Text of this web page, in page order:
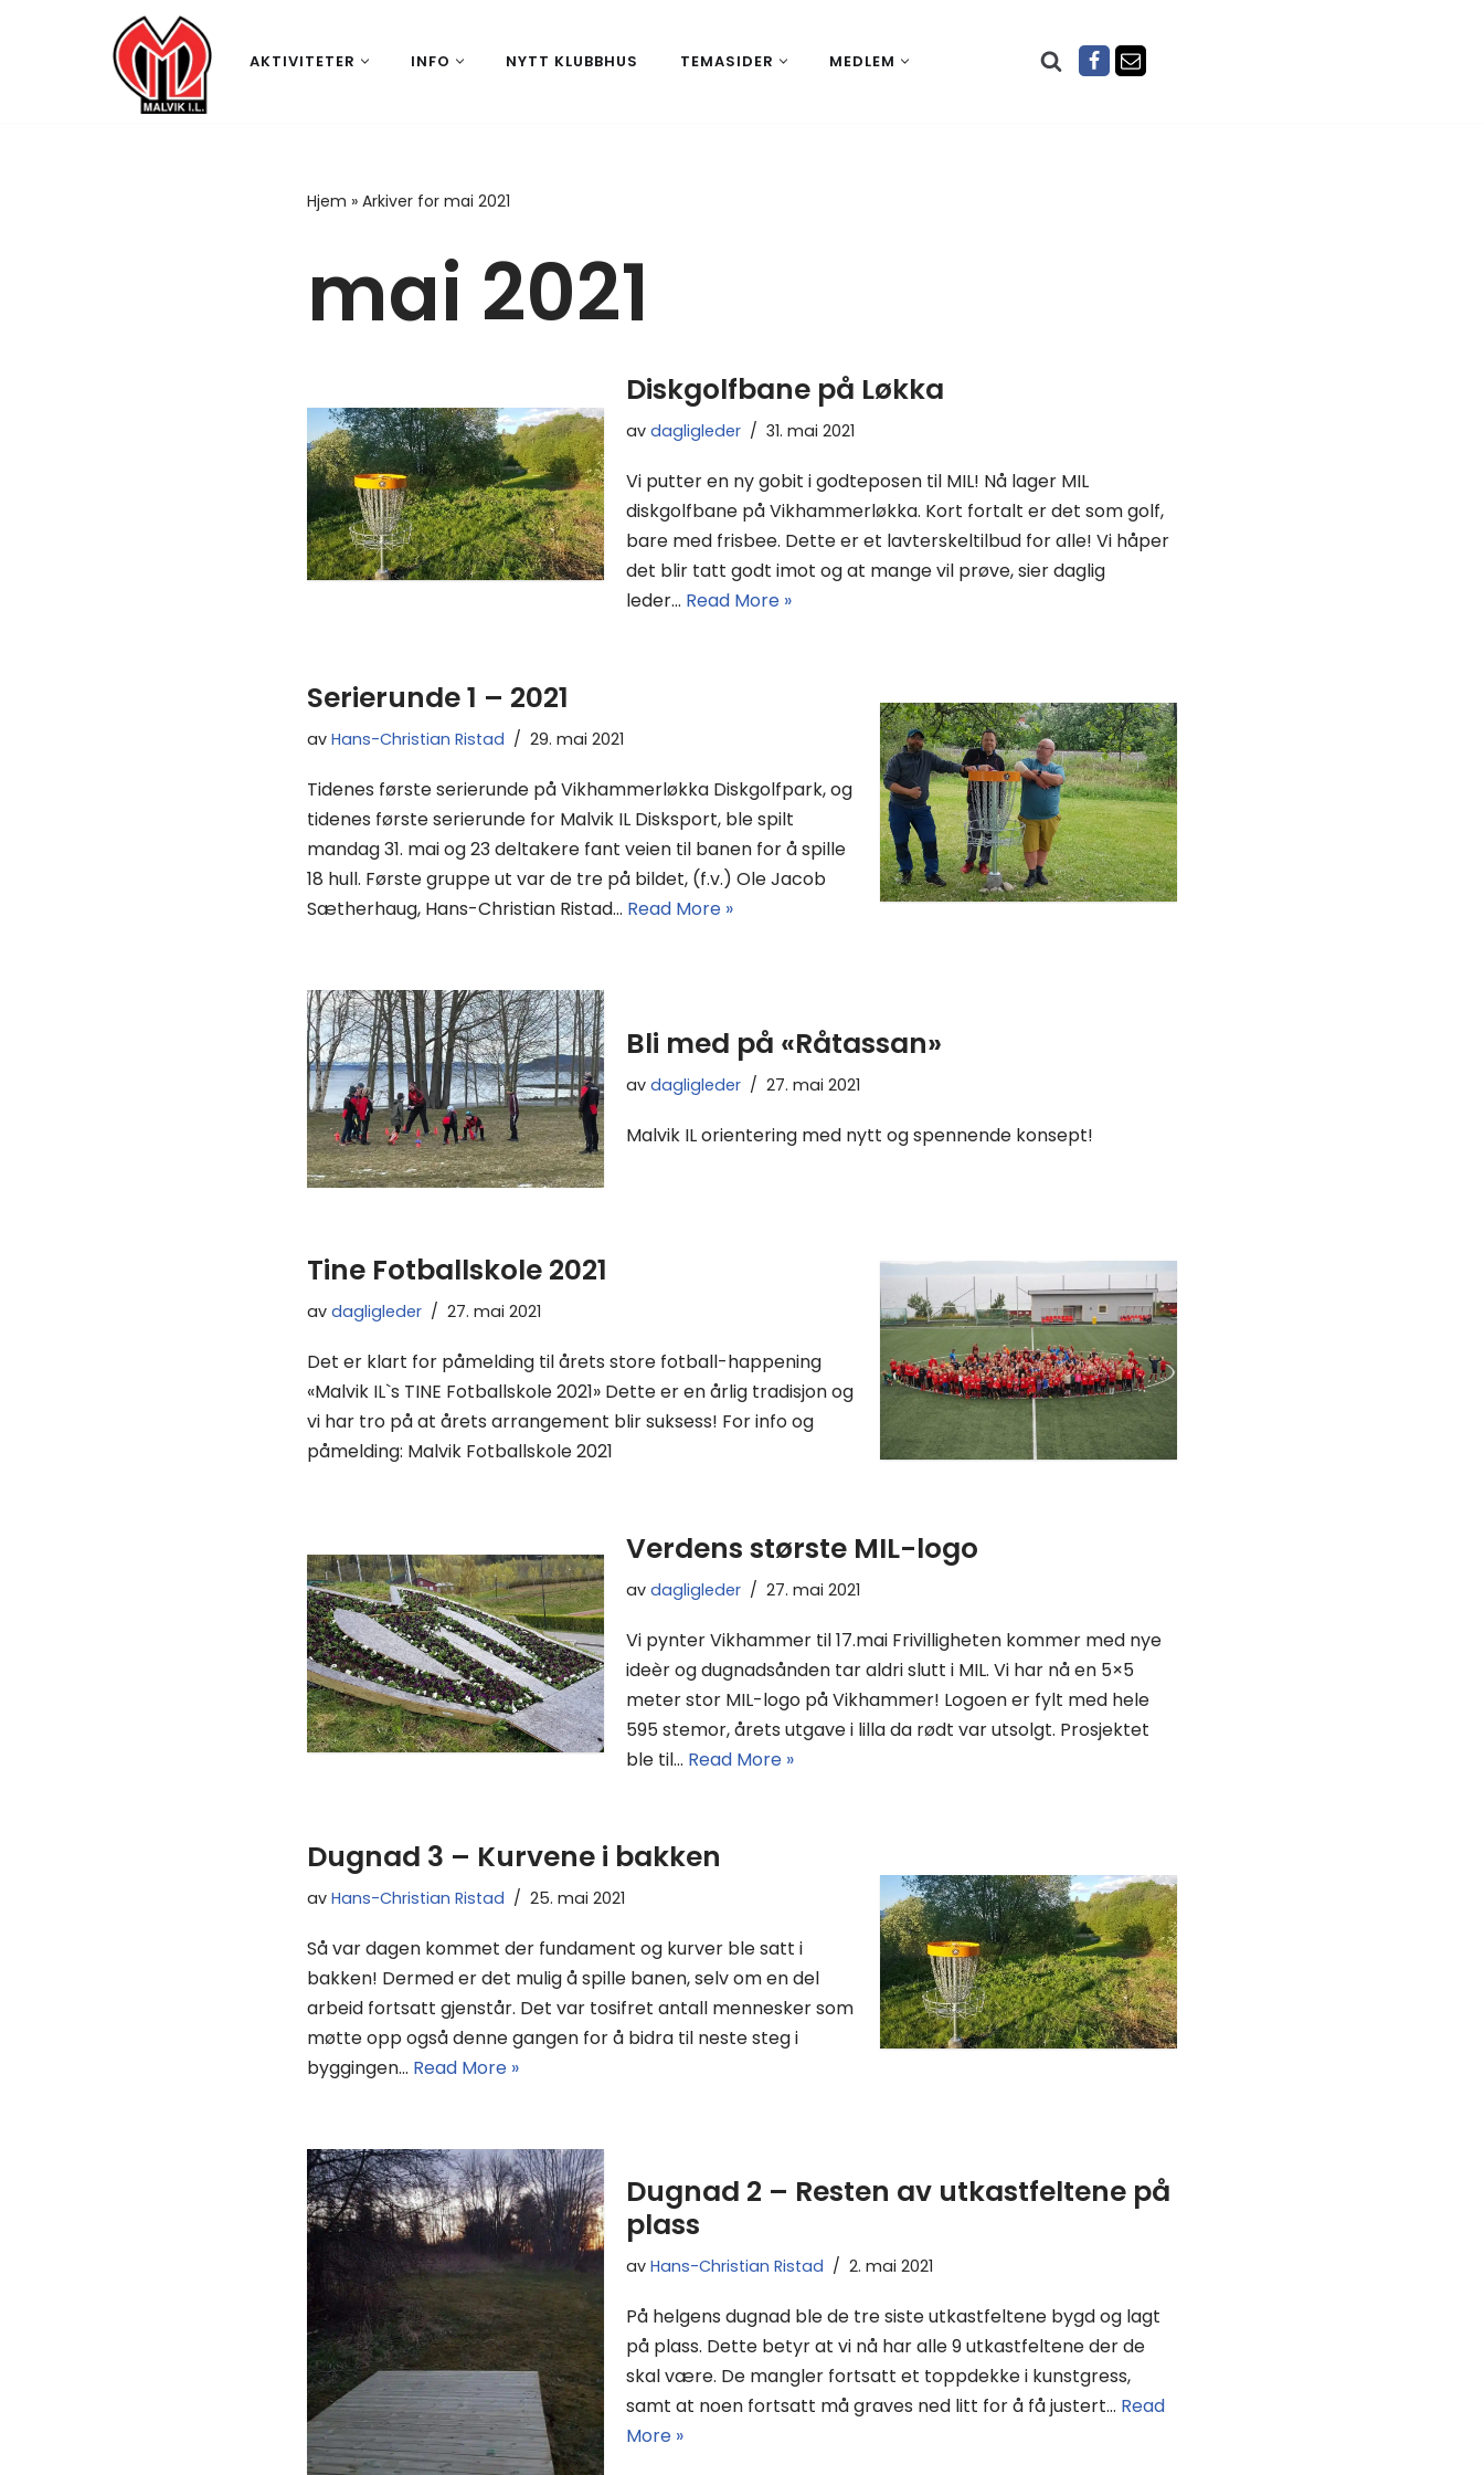
AKTIVITETER INFO NYTT KLUBBHUS TEMASIDER MEDLEM
Hjem » Arkiver for mai 2021
mai 2021
Diskgolfbane på Løkka
av dagligleder 31. mai 2021
Vi putter en ny gobit i godteposen til MIL! Nå lager MIL
diskgolfbane på Vikhammerløkka. Kort fortalt er det som golf,
bare med frisbee. Dette er et lavterskeltilbud for alle! Vi håper
det blir tatt godt imot og at mange vil prøve, sier daglig
leder… Read More »
Serierunde 1 – 2021
av Hans-Christian Ristad 29. mai 2021
Tidenes første serierunde på Vikhammerløkka Diskgolfpark, og
tidenes første serierunde for Malvik IL Disksport, ble spilt
mandag 31. mai og 23 deltakere fant veien til banen for å spille
18 hull. Første gruppe ut var de tre på bildet, (f.v.) Ole Jacob
Sætherhaug, Hans-Christian Ristad… Read More »
Bli med på «Råtassan»
av dagligleder 27. mai 2021
Malvik IL orientering med nytt og spennende konsept!
Tine Fotballskole 2021
av dagligleder 27. mai 2021
Det er klart for påmelding til årets store fotball-happening
«Malvik IL`s TINE Fotballskole 2021» Dette er en årlig tradisjon og
vi har tro på at årets arrangement blir suksess! For info og
påmelding: Malvik Fotballskole 2021
Verdens største MIL-logo
av dagligleder 27. mai 2021
Vi pynter Vikhammer til 17.mai Frivilligheten kommer med nye
ideèr og dugnadsånden tar aldri slutt i MIL. Vi har nå en 5×5
meter stor MIL-logo på Vikhammer! Logoen er fylt med hele
595 stemor, årets utgave i lilla da rødt var utsolgt. Prosjektet
ble til… Read More »
Dugnad 3 – Kurvene i bakken
av Hans-Christian Ristad 25. mai 2021
Så var dagen kommet der fundament og kurver ble satt i
bakken! Dermed er det mulig å spille banen, selv om en del
arbeid fortsatt gjenstår. Det var tosifret antall mennesker som
møtte opp også denne gangen for å bidra til neste steg i
byggingen… Read More »
Dugnad 2 – Resten av utkastfeltene på
plass
av Hans-Christian Ristad 2. mai 2021
På helgens dugnad ble de tre siste utkastfeltene bygd og lagt
på plass. Dette betyr at vi nå har alle 9 utkastfeltene der de
skal være. De mangler fortsatt et toppdekke i kunstgress,
samt at noen fortsatt må graves ned litt for å få justert… Read
More »